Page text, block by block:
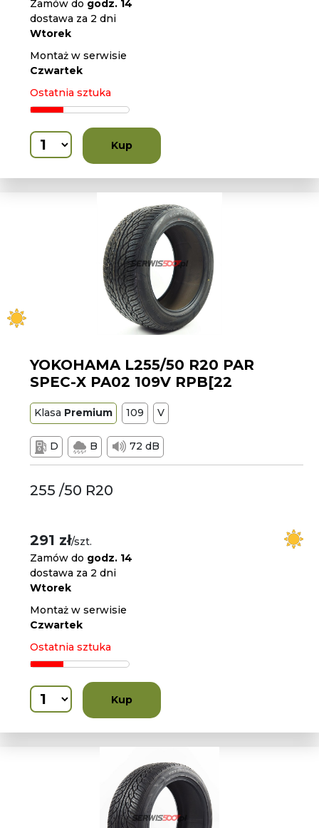
Zamów do godz. 14
dostawa za 2 dni
Wtorek
Montaż w serwisie
Czwartek
Ostatnia sztuka
Kup
YOKOHAMA L255/50 R20 PAR
SPEC-X PA02 109V RPB[22
Klasa Premium 109 V
D B 72 dB
255 /50 R20
291 zł/szt.
Zamów do godz. 14
dostawa za 2 dni
Wtorek
Montaż w serwisie
Czwartek
Ostatnia sztuka
Kup